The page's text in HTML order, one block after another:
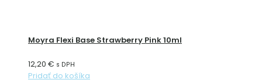
Moyra Flexi Base Strawberry Pink 10ml
12,20 € s DPH
Pridať do košíka